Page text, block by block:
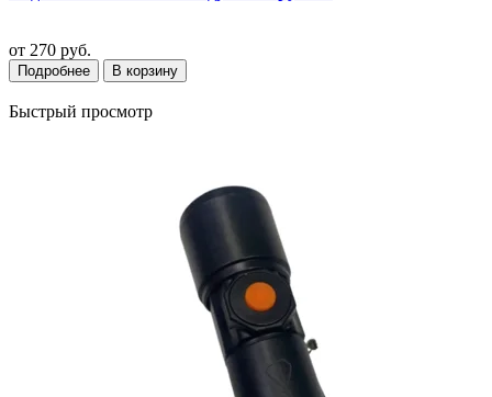
от 270 руб.
Подробнее В корзину
Быстрый просмотр